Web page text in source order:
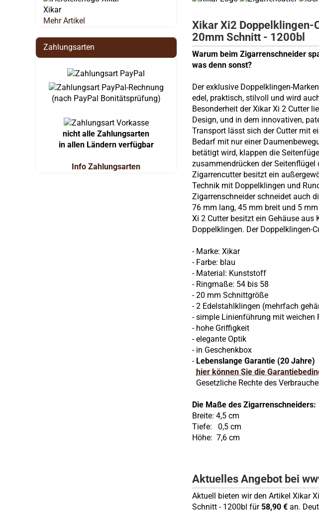
Xikar Xi2 Doppelklingen-
20mm Schnitt - 1200bl
Warum beim Zigarrenschneider
was denn sonst?
Der exklusive Doppelklingen-
edel, praktisch, stilvoll und wird
Besonderheit der Xikar Xi 2 Cutter
Design, und in dem innovativen,
Transport lässt sich der Cutter mit
Bedarf mit nur einer
betätigt wird, klappen die
zusammendrücken der
Zigarrencutter besitzt ein
Technik mit Doppelklingen und
Zigarrenschneider schneidet auch
76 mm lang, 45 mm breit und 5
Xi 2 Cutter besitzt ein Gehäuse
Doppelklingen. Der Doppelklingen-
- Marke: Xikar
- Farbe: blau
- Material: Kunststoff
- Ringmaße: 54 bis 58
- 20 mm Schnittgröße
- 2 Edelstahlklingen (mehrfach
- simple Linienführung mit weichen
- hohe Griffigkeit
- elegante Optik
- in Geschenkbox
- Lebenslange Garantie (20 Jahre)
hier können Sie die
Gesetzliche Rechte des
Die Maße des Zigarrenschneiders:
Breite: 4,5 cm
Tiefe: 0,5 cm
Höhe: 7,6 cm
Aktuelles Angebot bei
Aktuell bieten wir den Artikel Xikar
Schnitt - 1200bl für58,90 € an.
Xikar
Mehr Artikel
Zahlungsarten
(nach PayPal Bonitätsprüfung)
nicht alle Zahlungsarten
in allen Ländern verfügbar
Info Zahlungsarten